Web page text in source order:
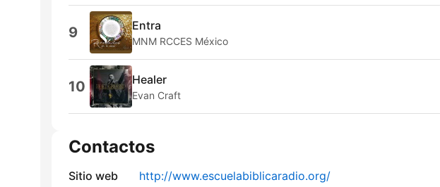
9 Entra
MNM RCCES México
10 Healer
Evan Craft
Contactos
Sitio web
http://www.escuelabiblicaradio.org/